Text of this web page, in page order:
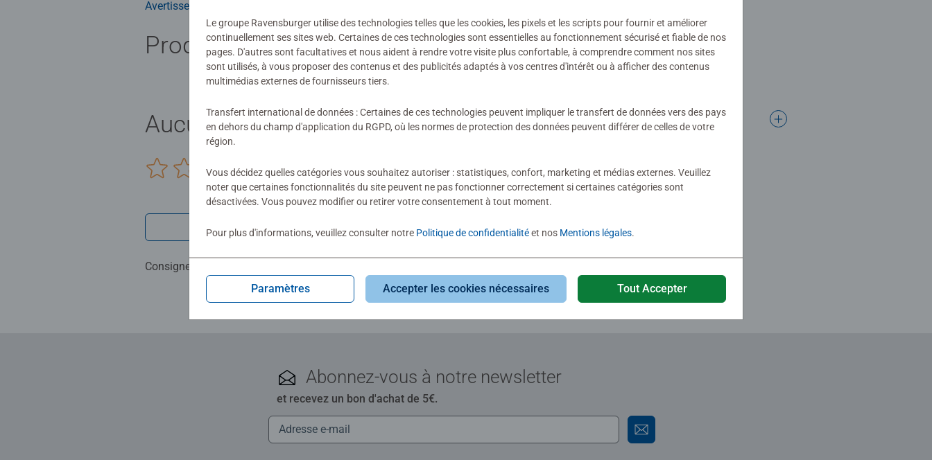
Avertissements et informations du fabricant
Produits similaires
Aucune évaluation n'a encore été soumise
0/0
Rédiger une évaluation
Consignes d'évaluation
Abonnez-vous à notre newsletter
et recevez un bon d'achat de 5€.
Le groupe Ravensburger utilise des technologies telles que les cookies, les pixels et les scripts pour fournir et améliorer
continuellement ses sites web. Certaines de ces technologies sont essentielles au fonctionnement sécurisé et fiable de nos
pages. D'autres sont facultatives et nous aident à rendre votre visite plus confortable, à comprendre comment nos sites
sont utilisés, à vous proposer des contenus et des publicités adaptés à vos centres d'intérêt ou à afficher des contenus
multimédias externes de fournisseurs tiers.
Transfert international de données : Certaines de ces technologies peuvent impliquer le transfert de données vers des pays
en dehors du champ d'application du RGPD, où les normes de protection des données peuvent différer de celles de votre
région.
Vous décidez quelles catégories vous souhaitez autoriser : statistiques, confort, marketing et médias externes. Veuillez
noter que certaines fonctionnalités du site peuvent ne pas fonctionner correctement si certaines catégories sont
désactivées. Vous pouvez modifier ou retirer votre consentement à tout moment.
Pour plus d'informations, veuillez consulter notre Politique de confidentialitéet nos Mentions légales.
Paramètres Accepter les cookies nécessaires Tout Accepter